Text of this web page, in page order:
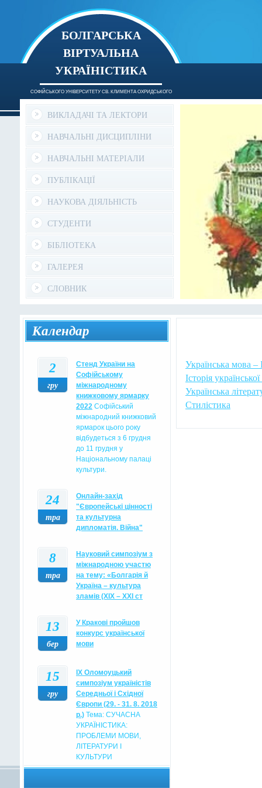
БОЛГАРСЬКА
ВІРТУАЛЬНА
УКРАЇНІСТИКА
СОФІЙСЬКОГО УНІВЕРСИТЕТУ СВ. КЛИМЕНТА ОХРИДСЬКОГО
ВИКЛАДАЧІ ТА ЛЕКТОРИ
НАВЧАЛЬНІ ДИСЦИПЛІНИ
НАВЧАЛЬНІ МАТЕРІАЛИ
ПУБЛІКАЦІЇ
НАУКОВА ДІЯЛЬНІСТЬ
СТУДЕНТИ
БІБЛІОТЕКА
ГАЛЕРЕЯ
СЛОВНИК
Календар
2
гру
Стенд України на
Софійському
міжнародному
книжковому ярмарку
2022 Софійський
міжнародний книжковий
ярмарок цього року
відбудеться з 6 грудня
до 11 грудня у
Національному палаці
культури.
24
тра
Oнлайн-захід
"Європейські цінності
та культурна
дипломатія. Війна"
8
тра
Науковий симпозіум з
міжнародною участю
на тему: «Болгарія й
Україна – культура
зламів (XIX – XXI ст
13
бер
У Кракові пройшов
конкурс української
мови
15
гру
IX Оломоуцький
симпозіум україністів
Середньої і Східної
Європи (29. - 31. 8. 2018
р.) Тема: СУЧАСНА
УКРАЇНІСТИКА:
ПРОБЛЕМИ МОВИ,
ЛІТЕРАТУРИ І
КУЛЬТУРИ
Українська мова –
Історія
Українська
Стилістика